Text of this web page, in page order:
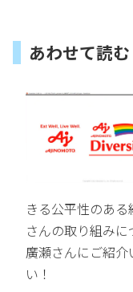
あわせて読む
きる公平性のあ
さんの取り組み
廣瀬さんにご紹
い！